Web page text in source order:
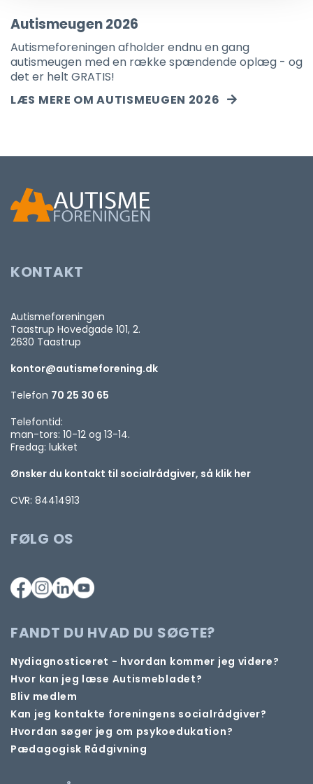
Autismeugen 2026
Autismeforeningen afholder endnu en gang
autismeugen med en række spændende oplæg - og
det er helt GRATIS!
LÆS MERE OM AUTISMEUGEN 2026
KONTAKT
Autismeforeningen
Taastrup Hovedgade 101, 2.
2630 Taastrup
kontor@autismeforening.dk
Telefon 70 25 30 65
Telefontid:
man-tors: 10-12 og 13-14.
Fredag: lukket
Ønsker du kontakt til socialrådgiver, så klik her
CVR: 84414913
FØLG OS
FANDT DU HVAD DU SØGTE?
Nydiagnosticeret - hvordan kommer jeg videre?
Hvor kan jeg læse Autismebladet?
Bliv medlem
Kan jeg kontakte foreningens socialrådgiver?
Hvordan søger jeg om psykoedukation?
Pædagogisk Rådgivning